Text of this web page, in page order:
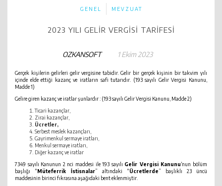
GENEL MEVZUAT
2023 YILI GELIR VERGISI TARIFESI
OZKANSOFT 1 Ekim 2023
Gerçek kişilerin gelirleri gelir vergisine tabidir. Gelir bir gerçek kişinin bir takvim yılı
içinde elde ettiği kazanç ve iratların safi tutarıdır. (193 sayılı Gelir Vergisi Kanunu,
Madde 1)
Gelire giren kazanç ve iratlar şunlardır : (193 sayılı Gelir Vergisi Kanunu, Madde 2)
Ticari kazançlar,
Zirai kazançlar,
Ücretler,
Serbest meslek kazançları,
Gayrimenkul sermaye iratları,
Menkul sermaye iratları,
Diğer kazanç ve iratlar
7349 sayılı Kanunun 2 nci maddesi ile 193 sayılı Gelir Vergisi Kanunu‘nun bölüm
başlığı “Müteferrik İstisnalar” altındaki “Ücretlerde” başlıklı 23 üncü
maddesinin birinci fıkrasına aşağıdaki bent eklenmiştir.